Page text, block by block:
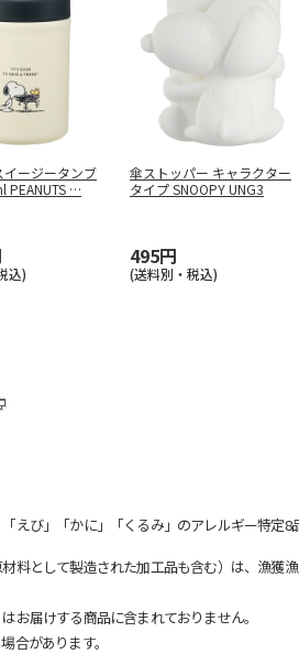
イージータンブ
PEANUTS …
込)
傘ストッパー キャラクター
タイプ SNOOPY UNG3
495円
(送料別・税込)
えび」「かに」「くるみ」のアレルギー特定8
として製造された加工品も含む）は、漁獲
お届けする商品に含まれておりません。
合があります。